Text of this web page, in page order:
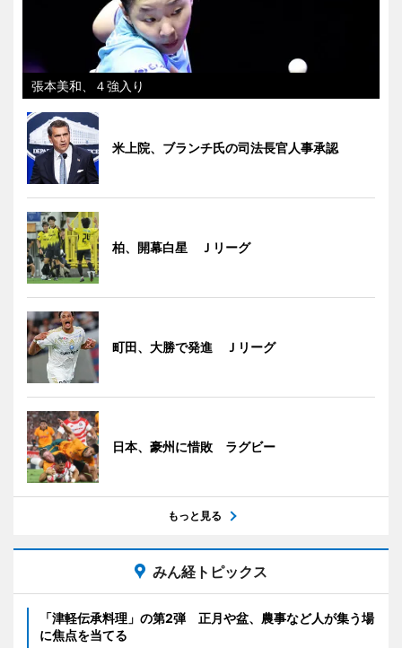
張本美和、４強入り
米上院、ブランチ氏の司法長官人事承認
柏、開幕白星 Ｊリーグ
町田、大勝で発進 Ｊリーグ
日本、豪州に惜敗 ラグビー
もっと見る
みん経トピックス
「津軽伝承料理」の第2弾 正月や盆、農事など人が集う場
に焦点を当てる